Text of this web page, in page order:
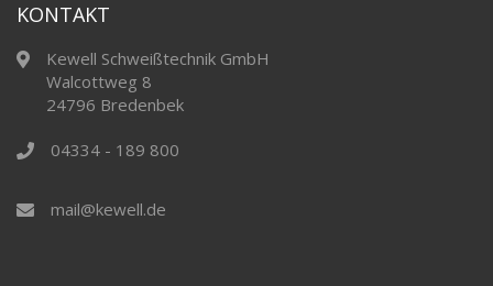
KONTAKT
Kewell Schweißtechnik GmbH
Walcottweg 8
24796 Bredenbek
04334 - 189 800
mail@kewell.de